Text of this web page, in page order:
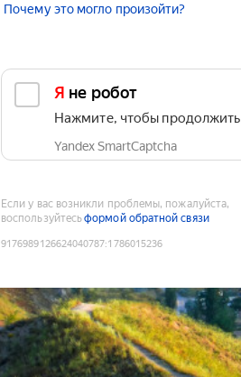
Почему это могло произойти?
Я не робот
Нажмите, чтобы продолжить
Yandex SmartCaptcha
Если у вас возникли проблемы, пожалуйста,
воспользуйтесьформой обратной связи
9176989126624040787:1786015236